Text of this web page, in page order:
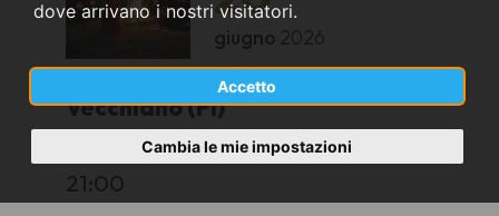
dove arrivano i nostri visitatori.
Accetto
Cambia le mie impostazioni
giugno 2026
Vecchiano (PI)
Giardine della Torre Civica
21:00